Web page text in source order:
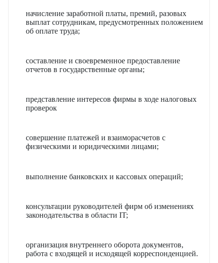
начисление заработной платы, премий, разовых
выплат сотрудникам, предусмотренных положением
об оплате труда;
составление и своевременное предоставление
отчетов в государственные органы;
представление интересов фирмы в ходе налоговых
проверок
совершение платежей и взаиморасчетов с
физическими и юридическими лицами;
выполнение банковских и кассовых операций;
консультации руководителей фирм об изменениях
законодательства в области IT;
организация внутреннего оборота документов,
работа с входящей и исходящей корреспонденцией.